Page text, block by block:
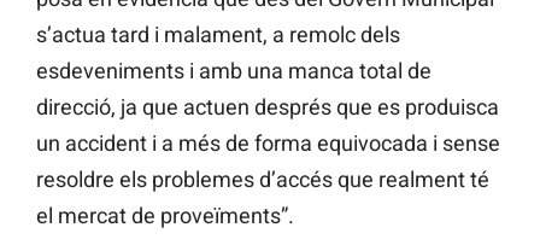
s’actua tard i malament, a remolc dels
esdeveniments i amb una manca total de
direcció, ja que actuen després que es produisca
un accident i a més de forma equivocada i sense
resoldre els problemes d’accés que realment té
el mercat de proveïments”.